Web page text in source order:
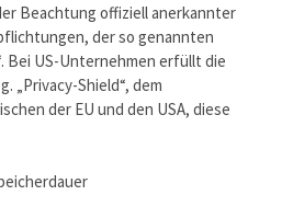
Beachtung offiziell anerkannter
der so genannten
Bei US-Unternehmen erfüllt die
„Privacy-Shield“, dem
der EU und den USA, diese